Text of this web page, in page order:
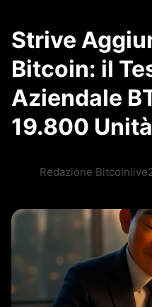
Strive
Bitcoin: il
Aziendale
19.800 Unità
Redazione